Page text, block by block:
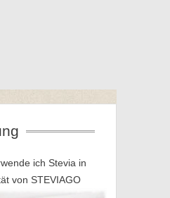
ich Stevia in
von STEVIAGO